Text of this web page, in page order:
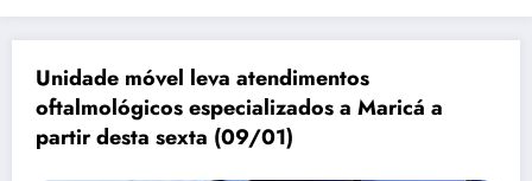
Unidade móvel leva atendimentos
oftalmológicos especializados a Maricá a
partir desta sexta (09/01)